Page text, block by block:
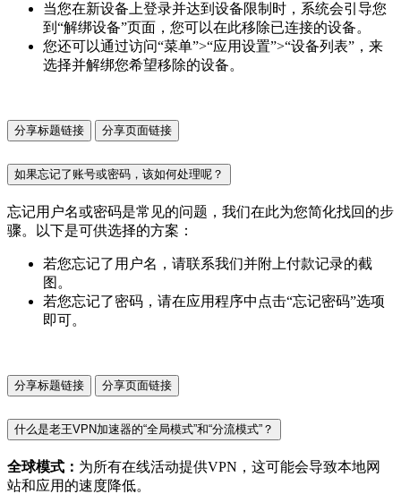
当您在新设备上登录并达到设备限制时，系统会引导您
到“解绑设备”页面，您可以在此移除已连接的设备。
您还可以通过访问“菜单”>“应用设置”>“设备列表”，来
选择并解绑您希望移除的设备。
分享标题链接 分享页面链接
如果忘记了账号或密码，该如何处理呢？
忘记用户名或密码是常见的问题，我们在此为您简化找回的步
骤。以下是可供选择的方案：
若您忘记了用户名，请联系我们并附上付款记录的截
图。
若您忘记了密码，请在应用程序中点击“忘记密码”选项
即可。
分享标题链接 分享页面链接
什么是老王VPN加速器的“全局模式”和“分流模式”？
全球模式： 为所有在线活动提供VPN，这可能会导致本地网
站和应用的速度降低。